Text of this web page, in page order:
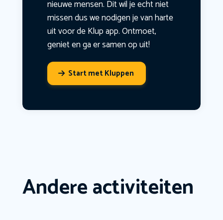
nieuwe mensen. Dit wil je echt niet
missen dus we nodigen je van harte
uit voor de Klup app. Ontmoet,
geniet en ga er samen op uit!
Start met Kluppen
Andere activiteiten